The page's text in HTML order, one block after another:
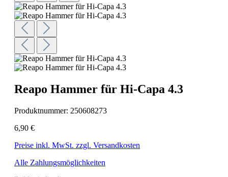
Reapo Hammer für Hi-Capa 4.3
Produktnummer: 250608273
6,90 €
Preise inkl. MwSt. zzgl. Versandkosten
Alle Zahlungsmöglichkeiten